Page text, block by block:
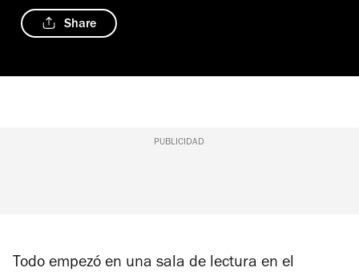
Share
PUBLICIDAD
Todo empezó en una sala de lectura en el